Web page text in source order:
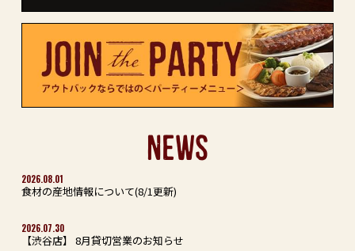
NEWS
2026.08.01
食材の産地情報について(8/1更新)
2026.07.30
【渋谷店】 8月貸切営業のお知らせ